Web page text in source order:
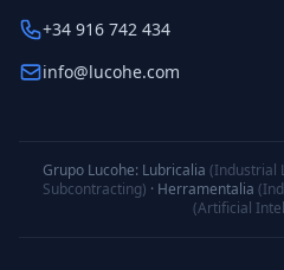
+34 916 742 434
info@lucohe.com
Grupo Lucohe: Lubricalia (Industrial
Subcontracting) · Herramentalia
(Artificial